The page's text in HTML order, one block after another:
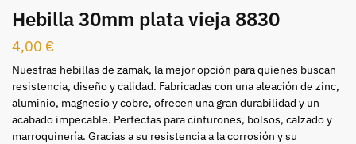
Hebilla 30mm plata vieja 8830
4,00 €
Nuestras hebillas de zamak, la mejor opción para quienes buscan
resistencia, diseño y calidad. Fabricadas con una aleación de zinc,
aluminio, magnesio y cobre, ofrecen una gran durabilidad y un
acabado impecable. Perfectas para cinturones, bolsos, calzado y
marroquinería. Gracias a su resistencia a la corrosión y su